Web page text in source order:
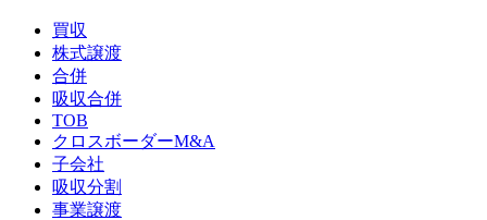
買収
株式譲渡
合併
吸収合併
TOB
クロスボーダーM&A
子会社
吸収分割
事業譲渡